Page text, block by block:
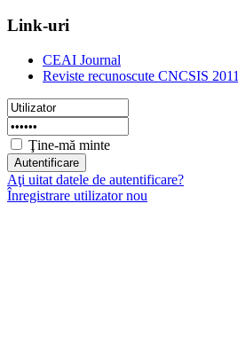
Link-uri
CEAI Journal
Reviste recunoscute CNCSIS 2011
Ţine-mă minte
Aţi uitat datele de autentificare?
Înregistrare utilizator nou